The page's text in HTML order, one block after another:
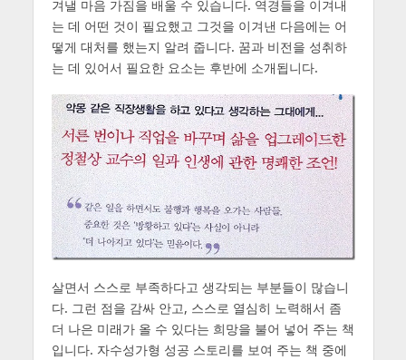
겨낼 마음 가짐을 배울 수 있습니다. 역경들을 이겨내
는 데 어떤 것이 필요했고 그것을 이겨낸 다음에는 어
떻게 대처를 했는지 알려 줍니다. 꿈과 비전을 성취하
는 데 있어서 필요한 요소는 후반에 소개됩니다.
살면서 스스로 부족하다고 생각되는 부분들이 많습니
다. 그런 점을 감싸 안고, 스스로 열심히 노력해서 좀
더 나은 미래가 올 수 있다는 희망을 불어 넣어 주는 책
입니다. 자수성가형 성공 스토리를 보여 주는 책 중에